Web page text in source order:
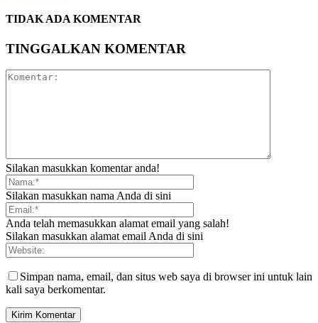
TIDAK ADA KOMENTAR
TINGGALKAN KOMENTAR
Silakan masukkan komentar anda!
Silakan masukkan nama Anda di sini
Anda telah memasukkan alamat email yang salah!
Silakan masukkan alamat email Anda di sini
Simpan nama, email, dan situs web saya di browser ini untuk lain
kali saya berkomentar.